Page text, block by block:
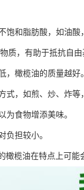
饱和脂肪酸，如油酸
质，有助于抵抗自由
，橄榄油的质量越好。
式，如煎、炒、炸
为食物增添美味。
负担较小。
橄榄油在特点上可